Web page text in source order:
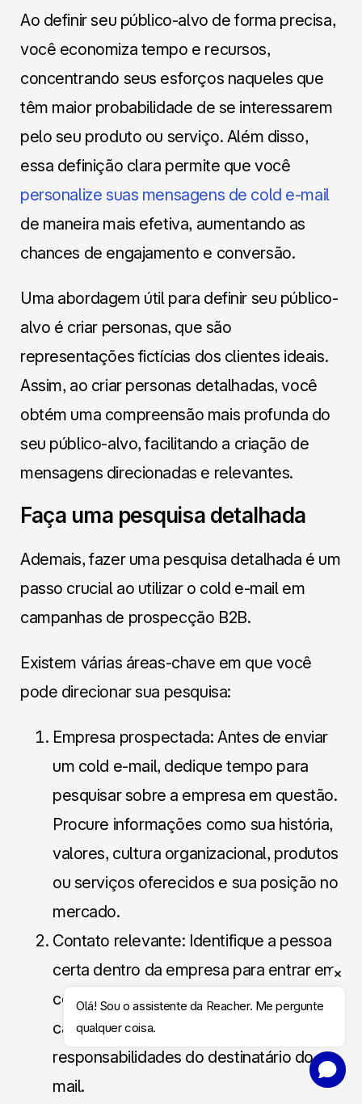
Ao definir seu público-alvo de forma precisa,
você economiza tempo e recursos,
concentrando seus esforços naqueles que
têm maior probabilidade de se interessarem
pelo seu produto ou serviço. Além disso,
essa definição clara permite que você
personalize suas mensagens de cold e-mail
de maneira mais efetiva, aumentando as
chances de engajamento e conversão.
Uma abordagem útil para definir seu público-
alvo é criar personas, que são
representações fictícias dos clientes ideais.
Assim, ao criar personas detalhadas, você
obtém uma compreensão mais profunda do
seu público-alvo, facilitando a criação de
mensagens direcionadas e relevantes.
Faça uma pesquisa detalhada
Ademais, fazer uma pesquisa detalhada é um
passo crucial ao utilizar o cold e-mail em
campanhas de prospecção B2B.
Existem várias áreas-chave em que você
pode direcionar sua pesquisa:
Empresa prospectada: Antes de enviar
um cold e-mail, dedique tempo para
pesquisar sobre a empresa em questão.
Procure informações como sua história,
valores, cultura organizacional, produtos
ou serviços oferecidos e sua posição no
mercado.
Contato relevante: Identifique a pessoa
certa dentro da empresa para entrar em
contato. Por exemplo, pesquise o nome,
cargo, histórico profissional e
responsabilidades do destinatário do e-
mail.
Agendar Conversa
Olá! Sou o assistente da Reacher. Me pergunte
qualquer coisa.